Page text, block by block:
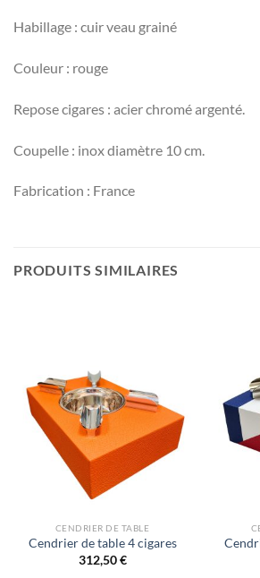
Habillage : cuir veau grainé
Couleur : rouge
Repose cigares : acier chromé argenté.
Coupelle : inox diamètre 10 cm.
Fabrication : France
PRODUITS SIMILAIRES
CENDRIER DE TABLE
Cendrier de table 4 cigares
312,50€